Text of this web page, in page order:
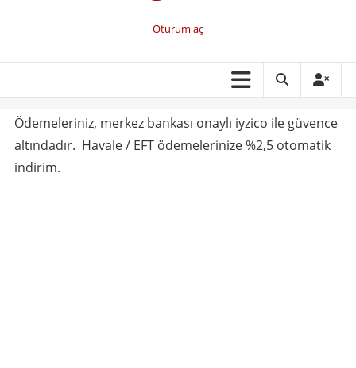
Oturum aç
Ödemeleriniz, merkez bankası onaylı iyzico ile güvence
altındadır. Havale / EFT ödemelerinize %2,5 otomatik
indirim.